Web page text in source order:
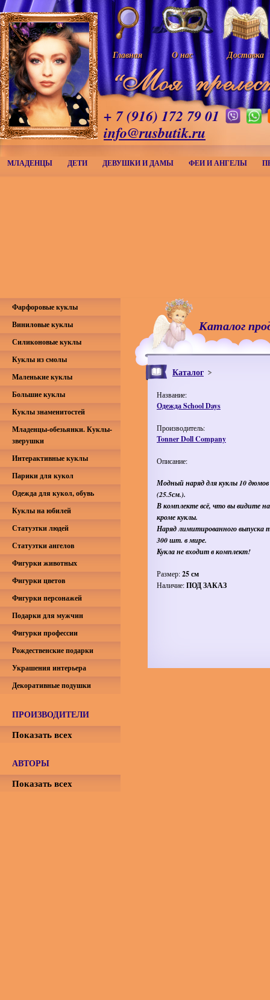
Главная О нас Доставка
+ 7 (916) 172 79 01
info@rusbutik.ru
МЛАДЕНЦЫ ДЕТИ ДЕВУШКИ И ДАМЫ ФЕИ И АНГЕЛЫ
Каталог
Каталог
Название:
Одежда School Days
Производитель:
Tonner Doll Company
Описание:
Модный наряд для куклы 10 дюмов
(25.5см.).
В комплекте всё, что вы видите
кроме куклы.
Наряд лимитированного выпуска
300 шт. в мире.
Кукла не входит в комплект!
Размер:25 см
Наличие:ПОД ЗАКАЗ
Фарфоровые куклы
Виниловые куклы
Силиконовые куклы
Куклы из смолы
Маленькие куклы
Большие куклы
Куклы знаменитостей
Младенцы-обезьянки. Куклы-
зверушки
Интерактивные куклы
Парики для кукол
Одежда для кукол, обувь
Куклы на юбилей
Статуэтки людей
Статуэтки ангелов
Фигурки животных
Фигурки цветов
Фигурки персонажей
Подарки для мужчин
Фигурки профессии
Рождественские подарки
Украшения интерьера
Декоративные подушки
ПРОИЗВОДИТЕЛИ
Показать всех
АВТОРЫ
Показать всех